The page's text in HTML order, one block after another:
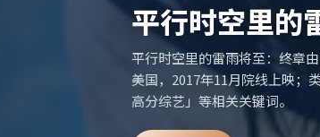
平行时空里的
平行时空里的雷雨将至：终章
美国，2017年11月院线上映；
高分综艺」等相关关键词。